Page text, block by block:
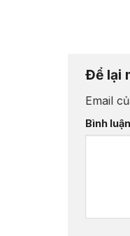
Để lại
Email
Bình luận